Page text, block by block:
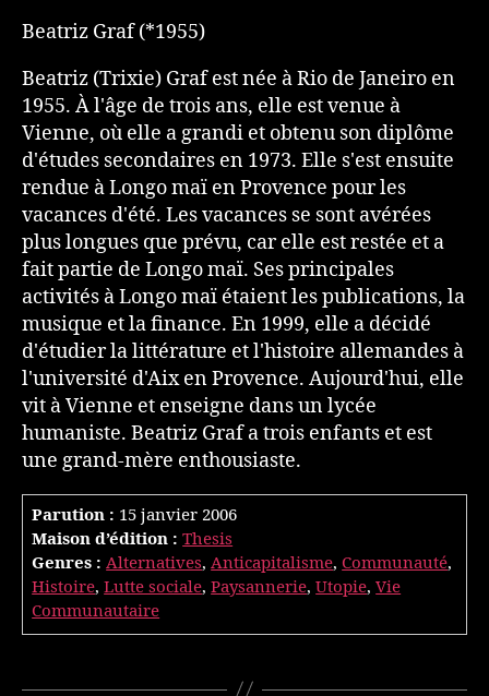
Beatriz Graf (*1955)
Beatriz (Trixie) Graf est née à Rio de Janeiro en
1955. À l'âge de trois ans, elle est venue à
Vienne, où elle a grandi et obtenu son diplôme
d'études secondaires en 1973. Elle s'est ensuite
rendue à Longo maï en Provence pour les
vacances d'été. Les vacances se sont avérées
plus longues que prévu, car elle est restée et a
fait partie de Longo maï. Ses principales
activités à Longo maï étaient les publications, la
musique et la finance. En 1999, elle a décidé
d'étudier la littérature et l'histoire allemandes à
l'université d'Aix en Provence. Aujourd'hui, elle
vit à Vienne et enseigne dans un lycée
humaniste. Beatriz Graf a trois enfants et est
une grand-mère enthousiaste.
Parution : 15 janvier 2006
Maison d’édition : Thesis
Genres : Alternatives,Anticapitalisme, Communauté,
Histoire,Lutte sociale,Paysannerie,Utopie,Vie
Communautaire